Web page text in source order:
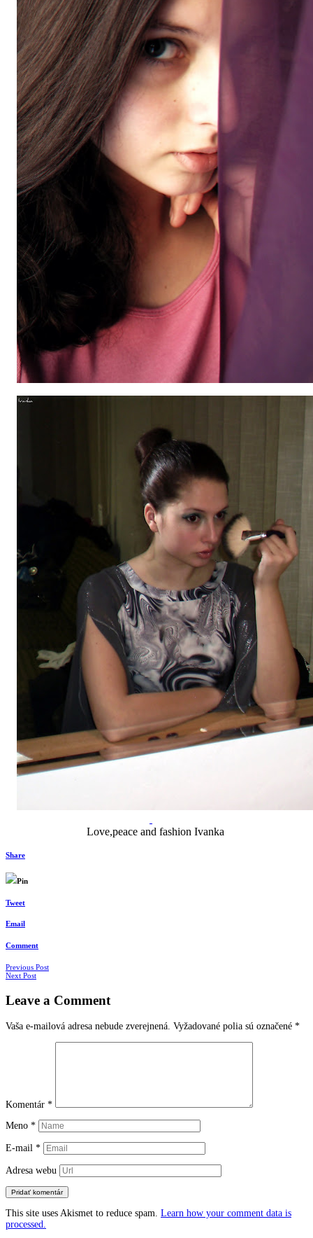
Love,peace and fashion Ivanka
Share
Pin
Tweet
Email
Comment
Navigácia
článkoch
Previous Post
Next Post
Leave a Comment
Vaša e-mailová adresa nebude zverejnená. Vyžadované polia sú označené *
Komentár *
Meno *
E-mail *
Adresa webu
This site uses Akismet to reduce spam. Learn how your comment data is
processed.